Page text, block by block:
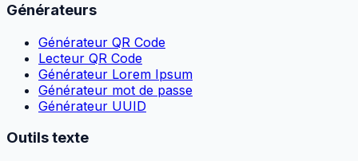
Générateurs
Générateur QR Code
Lecteur QR Code
Générateur Lorem Ipsum
Générateur mot de passe
Générateur UUID
Outils texte